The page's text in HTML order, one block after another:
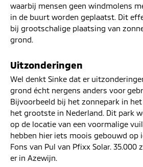
waarbij mensen geen windmolens
in de buurt worden geplaatst. Dit
bij grootschalige plaatsing van
grond.
Uitzonderingen
Wel denkt Sinke dat er
grond écht nergens anders voor
Bijvoorbeeld bij het zonnepark in
het grootste in Nederland. Dit park
op de locatie van een voormalige
hebben hier iets moois gebouwd op
Fons van Pul van Pfixx Solar. 35.000
er in Azewijn.